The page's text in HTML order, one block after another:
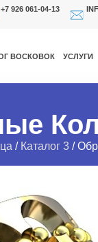
+7 926 061-04-13
ВОСКОВОК УСЛУГИ
/ Каталог 3 /